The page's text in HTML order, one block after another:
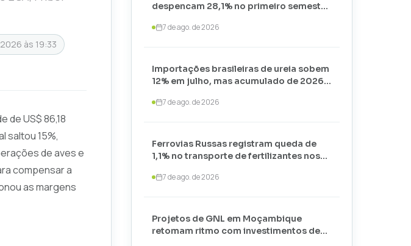
às 19:33
de US$ 86,18
saltou 15%,
de aves e
compensar a
as margens
despencam 28,1% no primeiro semestre
toneladas
7 de ago. de 2026
Importações brasileiras de ureia sobem
12% em julho, mas acumulado de 2026
7 de ago. de 2026
Ferrovias Russas registram queda de
1,1% no transporte de fertilizantes nos
7 de ago. de 2026
Projetos de GNL em Moçambique
retomam ritmo com investimentos de